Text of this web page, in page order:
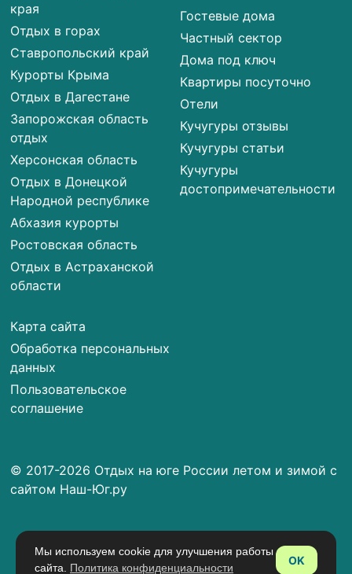
края
Отдых в горах
Ставропольский край
Курорты Крыма
Отдых в Дагестане
Запорожская область
отдых
Херсонская область
Отдых в Донецкой
Народной республике
Абхазия курорты
Ростовская область
Отдых в Астраханской
области
Карта сайта
Обработка персональных
данных
Пользовательское
соглашение
Гостевые дома
Частный сектор
Дома под ключ
Квартиры посуточно
Отели
Кучугуры отзывы
Кучугуры статьи
Кучугуры
достопримечательности
© 2017-2026 Отдых на юге России летом и зимой с
сайтом Наш-Юг.ру
Мы используем cookie для улучшения работы
сайта. Политика конфиденциальности
OK